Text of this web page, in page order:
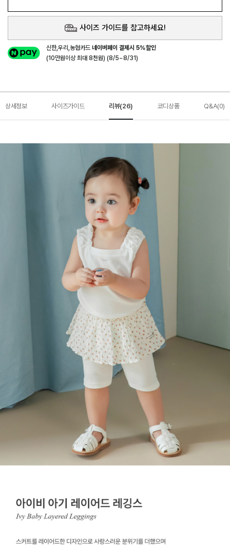
사이즈 가이드를 참고하세요!
신한,우리,농협카드네이버페이 결제시 5%할인
(10만원이상 최대 8천원) (8/5~8/31)
상세정보 사이즈가이드 리뷰(26) 코디상품 Q&A(0)